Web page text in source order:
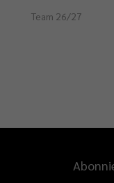
Team 26/27